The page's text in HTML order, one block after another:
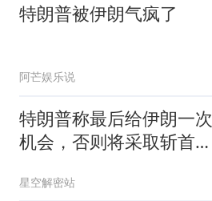
特朗普被伊朗气疯了
阿芒娱乐说
特朗普称最后给伊朗一次
机会，否则将采取斩首行
忘录
星空解密站